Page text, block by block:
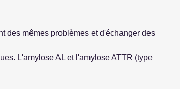
des mêmes problèmes et d'échanger des
L'amylose AL et l'amylose ATTR (type